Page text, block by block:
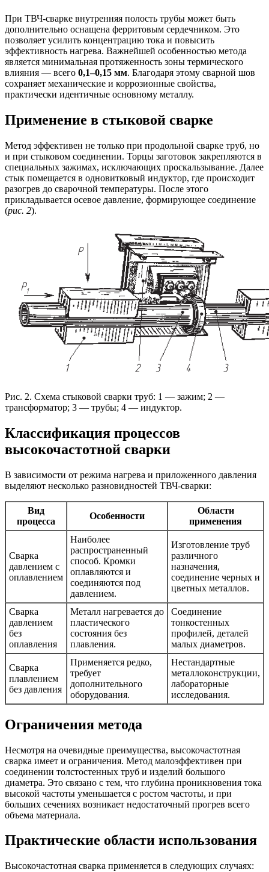
При ТВЧ-сварке внутренняя полость трубы может быть
дополнительно оснащена ферритовым сердечником. Это
позволяет усилить концентрацию тока и повысить
эффективность нагрева. Важнейшей особенностью метода
является минимальная протяженность зоны термического
влияния — всего 0,1–0,15 мм. Благодаря этому сварной шов
сохраняет механические и коррозионные свойства,
практически идентичные основному металлу.
Применение в стыковой сварке
Метод эффективен не только при продольной сварке труб, но
и при стыковом соединении. Торцы заготовок закрепляются в
специальных зажимах, исключающих проскальзывание. Далее
стык помещается в одновитковый индуктор, где происходит
разогрев до сварочной температуры. После этого
прикладывается осевое давление, формирующее соединение
(рис. 2).
Рис. 2. Схема стыковой сварки труб: 1 — зажим; 2 —
трансформатор; 3 — трубы; 4 — индуктор.
Классификация процессов
высокочастотной сварки
В зависимости от режима нагрева и приложенного давления
выделяют несколько разновидностей ТВЧ-сварки:
Вид
процесса
Особенности
Области
применения
Сварка
давлением с
оплавлением
Наиболее
распространенный
способ. Кромки
оплавляются и
соединяются под
давлением.
Изготовление труб
различного
назначения,
соединение черных и
цветных металлов.
Сварка
давлением
без
оплавления
Металл нагревается до
пластического
состояния без
плавления.
Соединение
тонкостенных
профилей, деталей
малых диаметров.
Сварка
плавлением
без давления
Применяется редко,
требует
дополнительного
оборудования.
Нестандартные
металлоконструкции,
лабораторные
исследования.
Ограничения метода
Несмотря на очевидные преимущества, высокочастотная
сварка имеет и ограничения. Метод малоэффективен при
соединении толстостенных труб и изделий большого
диаметра. Это связано с тем, что глубина проникновения тока
высокой частоты уменьшается с ростом частоты, и при
больших сечениях возникает недостаточный прогрев всего
объема материала.
Практические области использования
Высокочастотная сварка применяется в следующих случаях: